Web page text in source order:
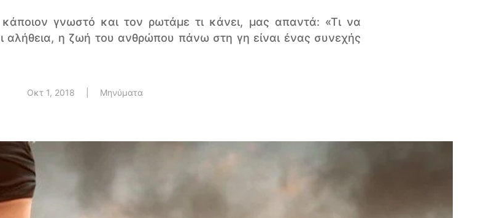
γνωστό και τον ρωτάμε τι κάνει, μας απαντά: «Τι να
αλήθεια, η ζωή του ανθρώπου πάνω στη γη είναι ένας συνεχής
Οκτ 1, 2018 Μηνύματα